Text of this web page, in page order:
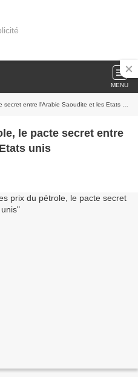
MENU
entre l'Arabie Saoudite et les Etats unis
le pacte secret entre
unis